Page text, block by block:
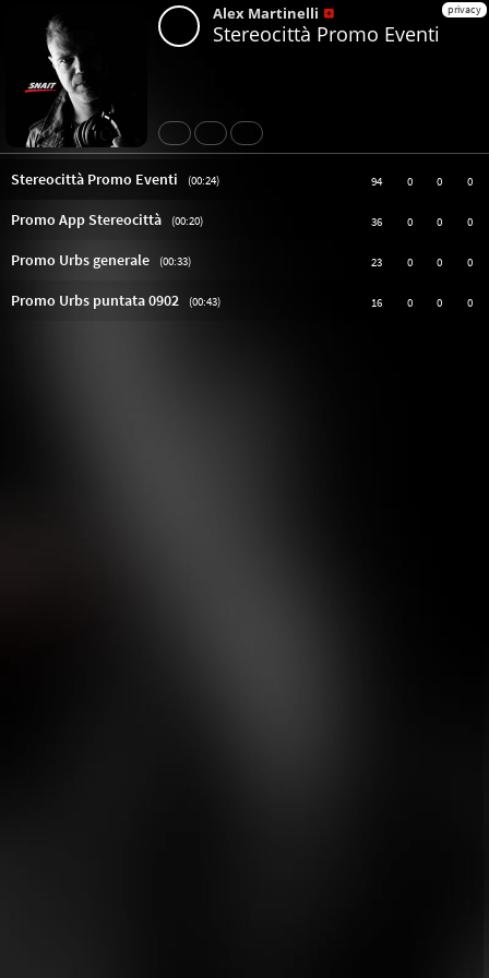
privacy
Alex Martinelli
Stereocittà Promo Eventi
Share
Stereocittà Promo Eventi (00:24) 94 0 0 0
Promo App Stereocittà (00:20) 36 0 0 0
Promo Urbs generale (00:33) 23 0 0 0
Promo Urbs puntata 0902 (00:43) 16 0 0 0